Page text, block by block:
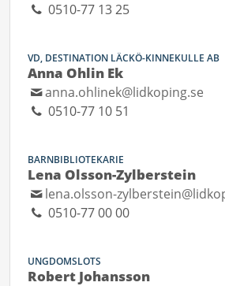
0510-77 13 25
VD, DESTINATION LÄCKÖ-KINNEKULLE AB
Anna Ohlin Ek
anna.ohlinek@lidkoping.se
0510-77 10 51
BARNBIBLIOTEKARIE
Lena Olsson-Zylberstein
lena.olsson-
0510-77 00 00
UNGDOMSLOTS
Robert Johansson